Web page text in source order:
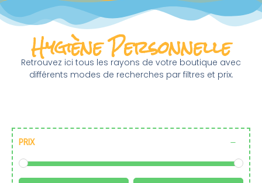
Hygiène Personnelle
Retrouvez ici tous les rayons de votre boutique avec
différents modes de recherches par filtres et prix.
PRIX